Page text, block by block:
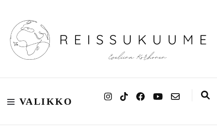
Reissukuume
VALIKKO